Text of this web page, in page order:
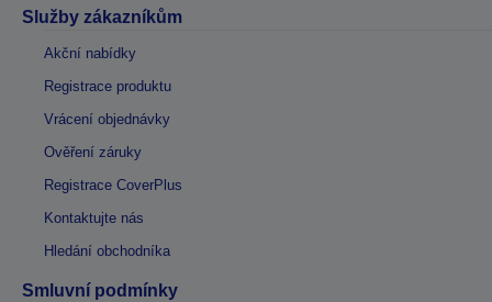
Služby zákazníkům
Akční nabídky
Registrace produktu
Vrácení objednávky
Ověření záruky
Registrace CoverPlus
Kontaktujte nás
Hledání obchodníka
Smluvní podmínky